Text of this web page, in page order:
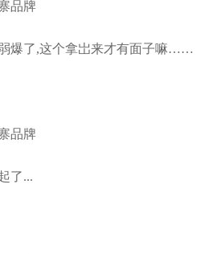
爆了,这个拿岀来才有面子嘛……
了...